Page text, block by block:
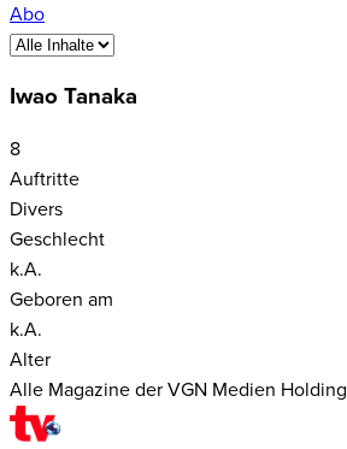
Abo
Iwao Tanaka
8
Auftritte
Divers
Geschlecht
k.A.
Geboren am
k.A.
Alter
Alle Magazine der VGN Medien Holding